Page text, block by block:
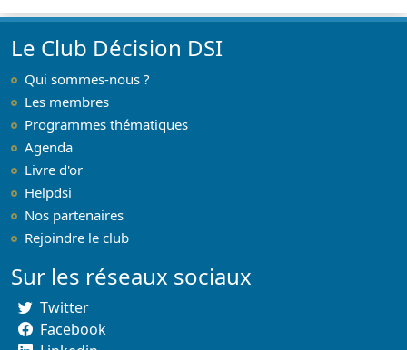
impliquée
d’ici fin 2017
Le Club Décision DSI
Qui sommes-nous ?
Les membres
Programmes thématiques
Agenda
Livre d'or
Helpdsi
Nos partenaires
Rejoindre le club
Sur les réseaux sociaux
Twitter
Facebook